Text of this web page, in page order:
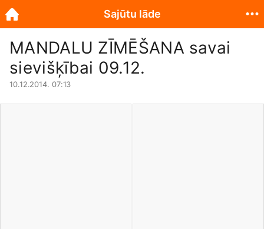
MANDALU ZĪMĒŠANA savai
sievišķībai 09.12.
10.12.2014. 07:13
Sajūtu lāde